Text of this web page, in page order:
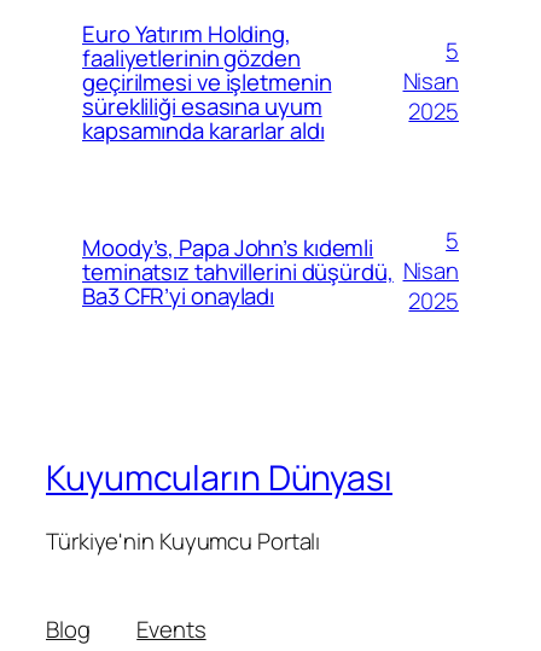
Euro Yatırım Holding,
faaliyetlerinin gözden
geçirilmesi ve işletmenin
sürekliliği esasına uyum
kapsamında kararlar aldı
5
Nisan
2025
Moody’s, Papa John’s kıdemli
teminatsız tahvillerini düşürdü,
Ba3 CFR’yi onayladı
5
Nisan
2025
Kuyumcuların Dünyası
Türkiye'nin Kuyumcu Portalı
Blog
Events